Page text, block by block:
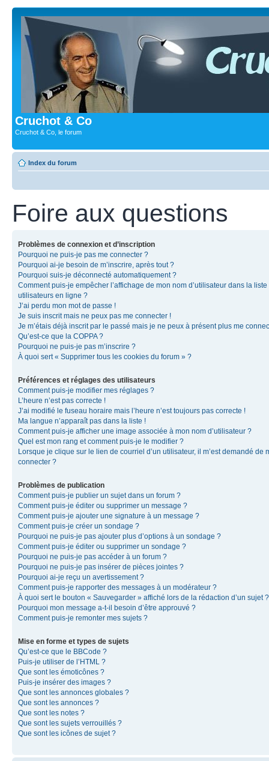
Cruchot & Co
Cruchot & Co, le forum
Index du forum
Foire aux questions
Problèmes de connexion et d’inscription
Pourquoi ne puis-je pas me connecter ?
Pourquoi ai-je besoin de m’inscrire, après tout ?
Pourquoi suis-je déconnecté automatiquement ?
Comment puis-je empêcher l’affichage de mon nom d’utilisateur dans la liste
utilisateurs en ligne ?
J’ai perdu mon mot de passe !
Je suis inscrit mais ne peux pas me connecter !
Je m’étais déjà inscrit par le passé mais je ne peux à présent plus me
Qu’est-ce que la COPPA ?
Pourquoi ne puis-je pas m’inscrire ?
À quoi sert « Supprimer tous les cookies du forum » ?
Préférences et réglages des utilisateurs
Comment puis-je modifier mes réglages ?
L’heure n’est pas correcte !
J’ai modifié le fuseau horaire mais l’heure n’est toujours pas correcte !
Ma langue n’apparaît pas dans la liste !
Comment puis-je afficher une image associée à mon nom d’utilisateur ?
Quel est mon rang et comment puis-je le modifier ?
Lorsque je clique sur le lien de courriel d’un utilisateur, il m’est demandé de
connecter ?
Problèmes de publication
Comment puis-je publier un sujet dans un forum ?
Comment puis-je éditer ou supprimer un message ?
Comment puis-je ajouter une signature à un message ?
Comment puis-je créer un sondage ?
Pourquoi ne puis-je pas ajouter plus d’options à un sondage ?
Comment puis-je éditer ou supprimer un sondage ?
Pourquoi ne puis-je pas accéder à un forum ?
Pourquoi ne puis-je pas insérer de pièces jointes ?
Pourquoi ai-je reçu un avertissement ?
Comment puis-je rapporter des messages à un modérateur ?
À quoi sert le bouton « Sauvegarder » affiché lors de la rédaction d’un sujet ?
Pourquoi mon message a-t-il besoin d’être approuvé ?
Comment puis-je remonter mes sujets ?
Mise en forme et types de sujets
Qu’est-ce que le BBCode ?
Puis-je utiliser de l’HTML ?
Que sont les émoticônes ?
Puis-je insérer des images ?
Que sont les annonces globales ?
Que sont les annonces ?
Que sont les notes ?
Que sont les sujets verrouillés ?
Que sont les icônes de sujet ?